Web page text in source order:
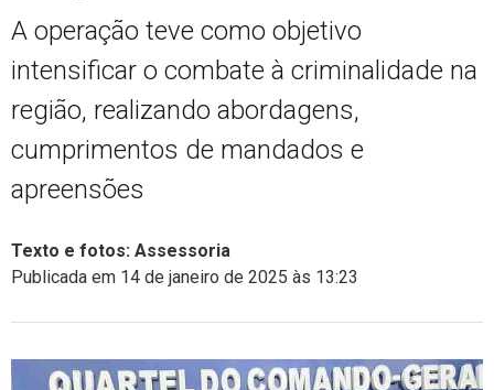
A operação teve como objetivo
intensificar o combate à criminalidade na
região, realizando abordagens,
cumprimentos de mandados e
apreensões
Texto e fotos: Assessoria
Publicada em 14 de janeiro de 2025 às 13:23